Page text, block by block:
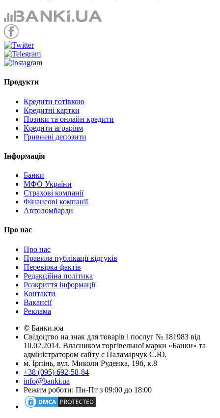
Продукти
Кредити готівкою
Кредитні картки
Позики та онлайн кредити
Кредити аграріям
Гривневі депозити
Інформація
Банки
МФО України
Страхові компанії
Фінансові компанії
Автоломбарди
Про нас
Про нас
Правила публікації відгуків
Перевірка фактів
Редакційна політика
Розкриття інформації
Контакти
Вакансії
Реклама
© Банки.юа
Свідоцтво на знак для товарів і послуг № 181983 від
10.02.2014. Власником торгівельної марки «Банки» та
адміністратором сайту є Паламарчук С.Ю.
м. Ірпінь, вул. Миколи Руденка, 19б, к.8
+38 (095) 692-58-84
info@banki.ua
Режим роботи: Пн-Пт з 09:00 до 18:00